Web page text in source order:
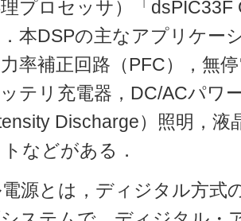
プロセッサ）「dsPIC33F
本DSPの主なアプリケー
率補正回路（PFC），無
ッテリ充電器，DC/ACパワ
Discharge）照明，液
などがある．
源とは，ディジタル方式